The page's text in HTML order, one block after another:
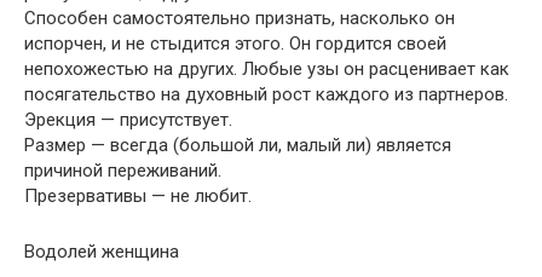
Способен самостоятельно признать, насколько он
испорчен, и не стыдится этого. Он гордится своей
непохожестью на других. Любые узы он расценивает как
посягательство на духовный рост каждого из партнеров.
Эрекция — присутствует.
Размер — всегда (большой ли, малый ли) является
причиной переживаний.
Презервативы — не любит.
Водолей женщина